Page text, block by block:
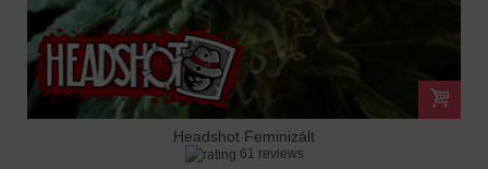
Headshot Feminizált
61 reviews